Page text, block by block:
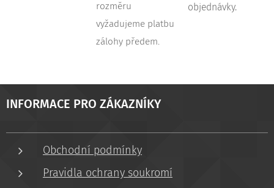
rozměru
vyžadujeme platbu
zálohy předem.
objednávky.
INFORMACE PRO ZÁKAZNÍKY
Obchodní podmínky
Pravidla ochrany soukromí